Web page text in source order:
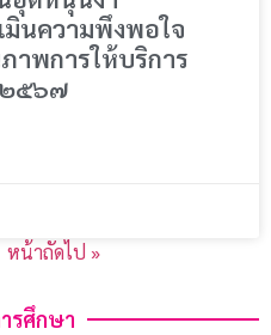
มินความพึงพอใจ
พการให้บริการ
๒๕๖๗
หน้าถัดไป »
รศึกษา